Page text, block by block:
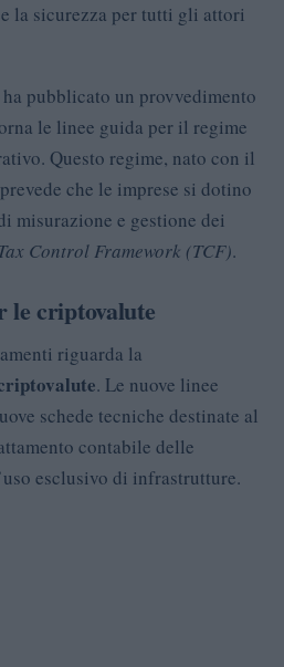
la sicurezza per tutti gli attori
ha pubblicato un provvedimento
le linee guida per il regime
Questo regime, nato con il
che le imprese si dotino
misurazione e gestione dei
Control Framework (TCF).
le criptovalute
riguarda la
. Le nuove linee
schede tecniche destinate al
contabile delle
esclusivo di infrastrutture.